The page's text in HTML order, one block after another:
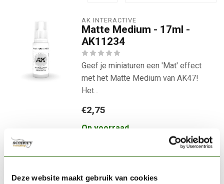
Deze website maakt gebruik van cookies
AK INTERACTIVE
Matte Medium - 17ml -
AK11234
Geef je miniaturen een 'Mat' effect
met het Matte Medium van AK47!
Het...
€2,75
Op voorraad